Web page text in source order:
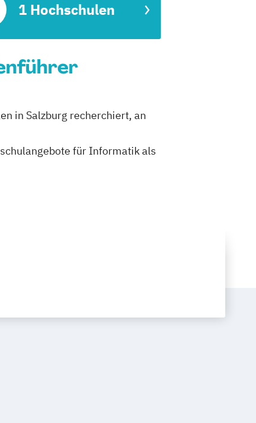
1 Hochschulen
in Salzburg recherchiert, an
für Informatik als